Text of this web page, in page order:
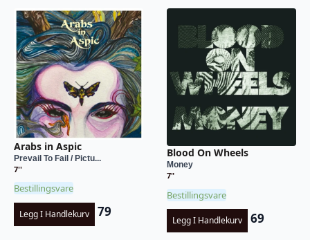
Arabs in Aspic
Prevail To Fail / Pictu...
7''
Bestillingsvare
Legg I Handlekurv 79
Blood On Wheels
Money
7"
Bestillingsvare
Legg I Handlekurv 69